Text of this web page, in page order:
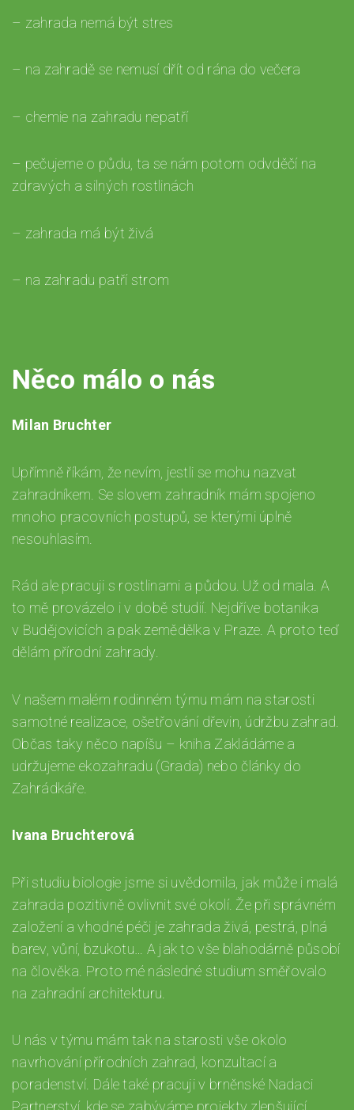
– zahrada nemá být stres
– na zahradě se nemusí dřít od rána do večera
– chemie na zahradu nepatří
– pečujeme o půdu, ta se nám potom odvděčí na
zdravých a silných rostlinách
– zahrada má být živá
– na zahradu patří strom
Něco málo o nás
Milan Bruchter
Upřímně říkám, že nevím, jestli se mohu nazvat
zahradníkem. Se slovem zahradník mám spojeno
mnoho pracovních postupů, se kterými úplně
nesouhlasím.
Rád ale pracuji s rostlinami a půdou. Už od mala. A
to mě provázelo i v době studií. Nejdříve botanika
v Budějovicích a pak zemědělka v Praze. A proto teď
dělám přírodní zahrady.
V našem malém rodinném týmu mám na starosti
samotné realizace, ošetřování dřevin, údržbu zahrad.
Občas taky něco napíšu – kniha Zakládáme a
udržujeme ekozahradu (Grada) nebo články do
Zahrádkáře.
Ivana Bruchterová
Při studiu biologie jsme si uvědomila, jak může i malá
zahrada pozitivně ovlivnit své okolí. Že při správném
založení a vhodné péči je zahrada živá, pestrá, plná
barev, vůní, bzukotu… A jak to vše blahodárně působí
na člověka. Proto mé následné studium směřovalo
na zahradní architekturu.
U nás v týmu mám tak na starosti vše okolo
navrhování přírodních zahrad, konzultací a
poradenství. Dále také pracuji v brněnské Nadaci